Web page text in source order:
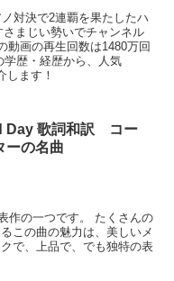
対決で2連覇を果たしたハ
まじい勢いでチャンネル
動画の再生回数は1480万回
歴・経歴から、人気
します！
Day 歌詞和訳 コー
ーの名曲
作の一つです。 たくさんの
この曲の魅力は、美しいメ
で、上品で、でも独特の表